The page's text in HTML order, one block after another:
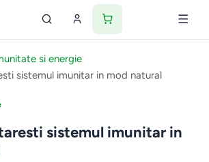
si energie
sistemul imunitar in mod natural
sistemul imunitar in